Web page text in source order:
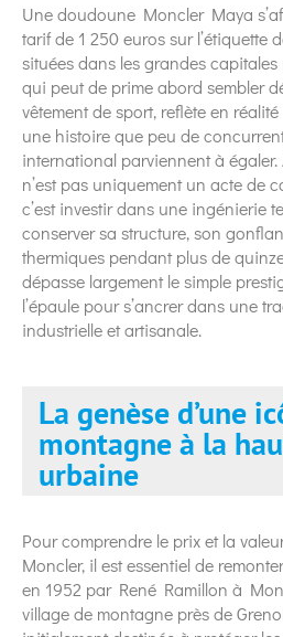
Une doudoune Moncler Maya
tarif de 1 250 euros sur l’étiquette
situées dans les grandes
qui peut de prime abord sembler
vêtement de sport, reflète en
une histoire que peu de
international parviennent à égaler.
n’est pas uniquement un acte de
c’est investir dans une ingénierie
conserver sa structure, son
thermiques pendant plus de
dépasse largement le simple
l’épaule pour s’ancrer dans une
industrielle et artisanale.
La genèse d’une
montagne à la
urbaine
Pour comprendre le prix et la
Moncler, il est essentiel de
en 1952 par René Ramillon à
village de montagne près de